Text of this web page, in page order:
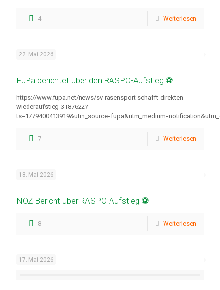
4 Weiterlesen
22. Mai 2026
FuPa berichtet über den RASPO-Aufstieg ⚽
https://www.fupa.net/news/sv-rasensport-schafft-direkten-
wiederaufstieg-3187622?
7 Weiterlesen
18. Mai 2026
NOZ Bericht über RASPO-Aufstieg ⚽
8 Weiterlesen
17. Mai 2026